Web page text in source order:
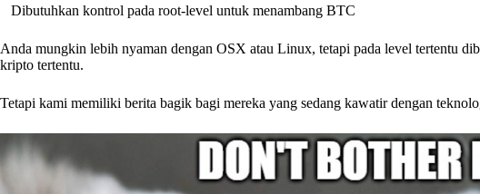
Dibutuhkan kontrol pada root-level untuk menambang BTC
Anda mungkin lebih nyaman dengan OSX atau Linux, tetapi pada level tertentu
kripto tertentu.
Tetapi kami memiliki berita bagik bagi mereka yang sedang kawatir dengan